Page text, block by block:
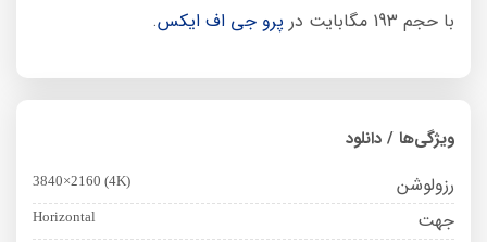
با حجم 193 مگابایت در
پرو جی اف ایکس.
ویژگی‌ها / دانلود
رزولوشن 3840×2160 (4K)
جهت Horizontal